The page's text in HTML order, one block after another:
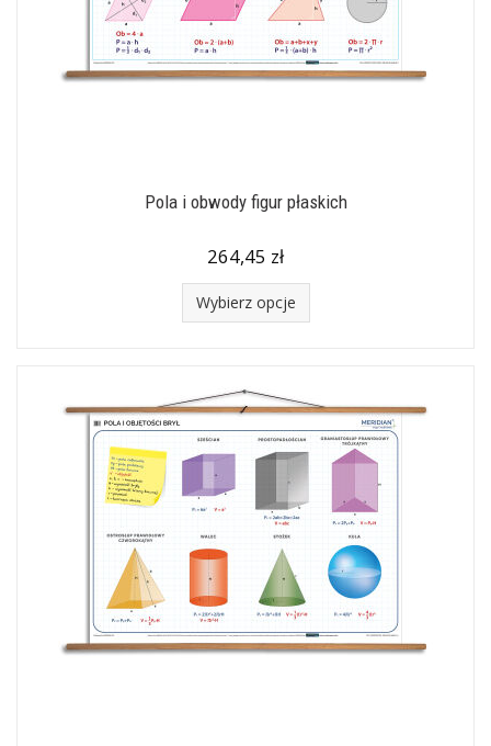
Pola i obwody figur płaskich
264,45 zł
Wybierz opcje